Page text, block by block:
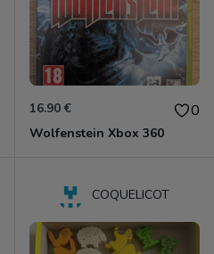
16.90 € 0
Wolfenstein Xbox 360
COQUELICOT